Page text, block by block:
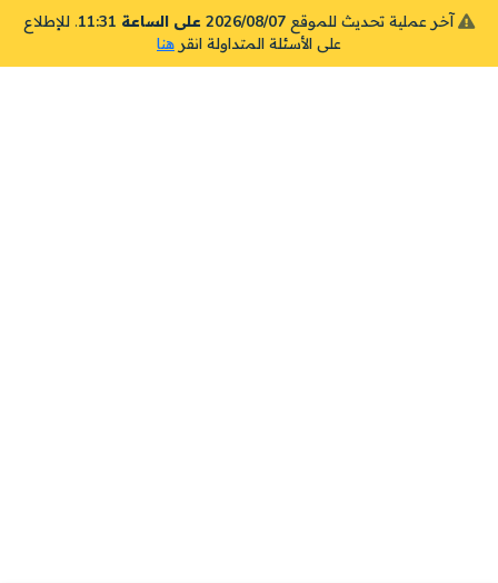
آخر عملية تحديث للموقع 2026/08/07 على الساعة 11:31
. للإطلاع
على الأسئلة المتداولة انقر هنا